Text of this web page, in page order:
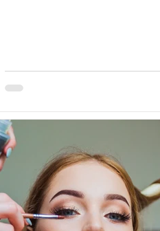
どう見えるか。どこで使っても、正
場所」ではなく、「見え方」で選ぶ
います。 問題は「鏡の質」だった
どいいのに、外で見ると違う。「な
い？」そんな経験はありませんか。
光だけではなく、鏡そのものの質に
は、一般的なガラスには鉄